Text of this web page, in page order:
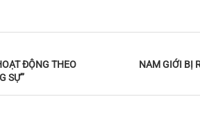
ĐỘNG THEO
SỰ”
NAM GIỚI BỊ